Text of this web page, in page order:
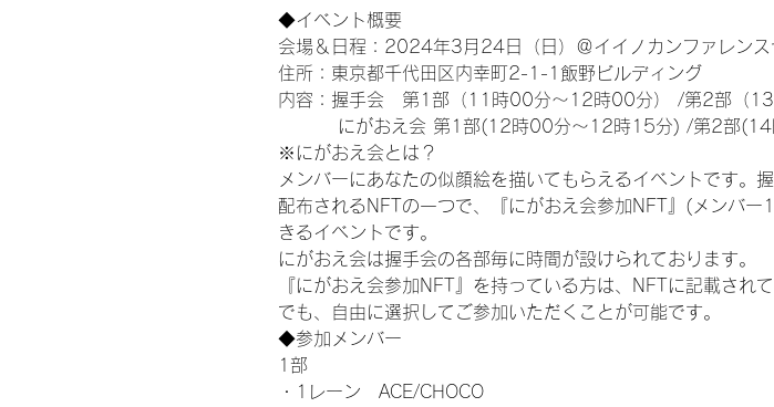
◆イベント概要
会場＆日程：2024年3月24日（日）＠イイノカンファレンス
住所：東京都千代田区内幸町2-1-1飯野ビルディング
内容：握手会　第1部（11時00分～12時00分） /第2部（
にがおえ会 第1部(12時00分～12時15分) /第2部(14
※にがおえ会とは？
メンバーにあなたの似顔絵を描いてもらえるイベントです
配布されるNFTの一つで、『にがおえ会参加NFT』(メンバ
きるイベントです。
にがおえ会は握手会の各部毎に時間が設けられております。
『にがおえ会参加NFT』を持っている方は、NFTに記載され
でも、自由に選択してご参加いただくことが可能です。
◆参加メンバー
1部
・1レーン　ACE/CHOCO